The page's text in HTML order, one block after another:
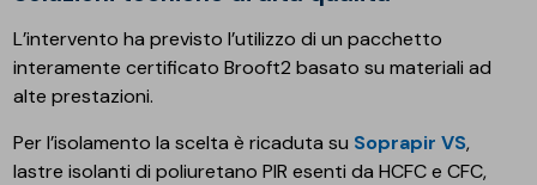
L’intervento ha previsto l’utilizzo di un pacchetto
interamente certificato Brooft2 basato su materiali ad
alte prestazioni.
Per l’isolamento la scelta è ricaduta su Soprapir VS,
lastre isolanti di poliuretano PIR esenti da HCFC e CFC,